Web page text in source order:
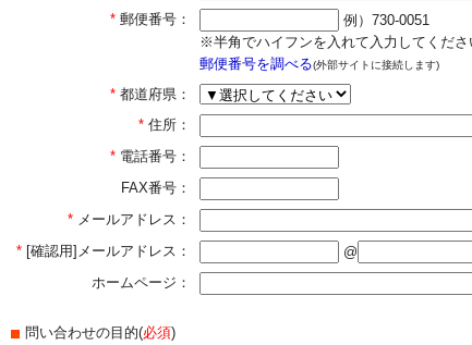
* 郵便番号：
例）730-0051
※半角でハイフンを入れて入力してくださ
郵便番号を調べる(外部サイトに接続します)
* 都道府県：
* 住所：
* 電話番号：
FAX番号：
* メールアドレス：
* [確認用]メールアドレス：
@
ホームページ：
問い合わせの目的(必須)